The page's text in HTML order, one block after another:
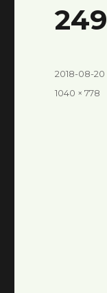
投
2018-08-20
フ
1040 × 778